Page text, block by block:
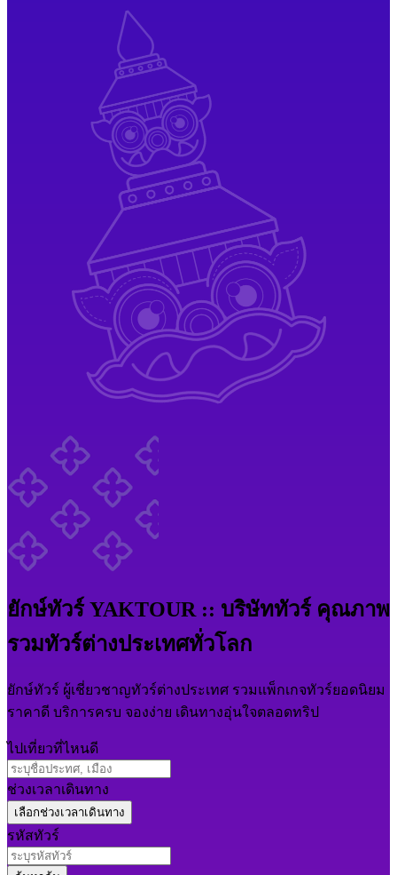
ยักษ์ทัวร์ YAKTOUR :: บริษัททัวร์ คุณภาพ
รวมทัวร์ต่างประเทศทั่วโลก
ยักษ์ทัวร์ ผู้เชี่ยวชาญทัวร์ต่างประเทศ รวมแพ็กเกจทัวร์ยอดนิยม
ราคาดี บริการครบ จองง่าย เดินทางอุ่นใจตลอดทริป
ไปเที่ยวที่ไหนดี
ช่วงเวลาเดินทาง
รหัสทัวร์